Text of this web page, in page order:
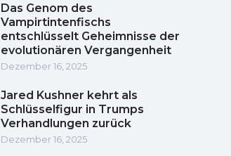
Das Genom des
Vampirtintenfischs
entschlüsselt Geheimnisse der
evolutionären Vergangenheit
Dezember 16, 2025
Jared Kushner kehrt als
Schlüsselfigur in Trumps
Verhandlungen zurück
Dezember 16, 2025